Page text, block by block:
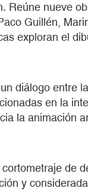
Reúne nueve
Guillén,
exploran el
diálogo entre
en la
la animación
de
y